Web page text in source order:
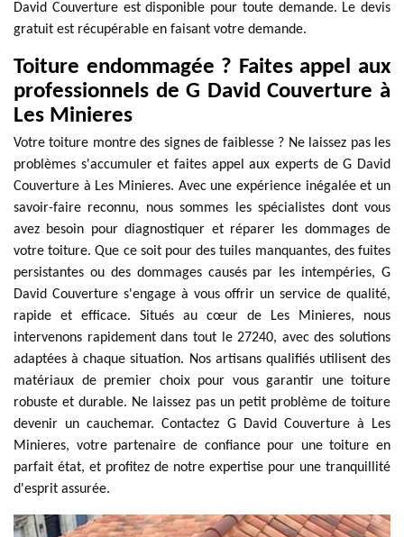
David Couverture est disponible pour toute demande. Le devis
gratuit est récupérable en faisant votre demande.
Toiture endommagée ? Faites appel aux
professionnels de G David Couverture à
Les Minieres
Votre toiture montre des signes de faiblesse ? Ne laissez pas les
problèmes s'accumuler et faites appel aux experts de G David
Couverture à Les Minieres. Avec une expérience inégalée et un
savoir-faire reconnu, nous sommes les spécialistes dont vous
avez besoin pour diagnostiquer et réparer les dommages de
votre toiture. Que ce soit pour des tuiles manquantes, des fuites
persistantes ou des dommages causés par les intempéries, G
David Couverture s'engage à vous offrir un service de qualité,
rapide et efficace. Situés au cœur de Les Minieres, nous
intervenons rapidement dans tout le 27240, avec des solutions
adaptées à chaque situation. Nos artisans qualifiés utilisent des
matériaux de premier choix pour vous garantir une toiture
robuste et durable. Ne laissez pas un petit problème de toiture
devenir un cauchemar. Contactez G David Couverture à Les
Minieres, votre partenaire de confiance pour une toiture en
parfait état, et profitez de notre expertise pour une tranquillité
d'esprit assurée.